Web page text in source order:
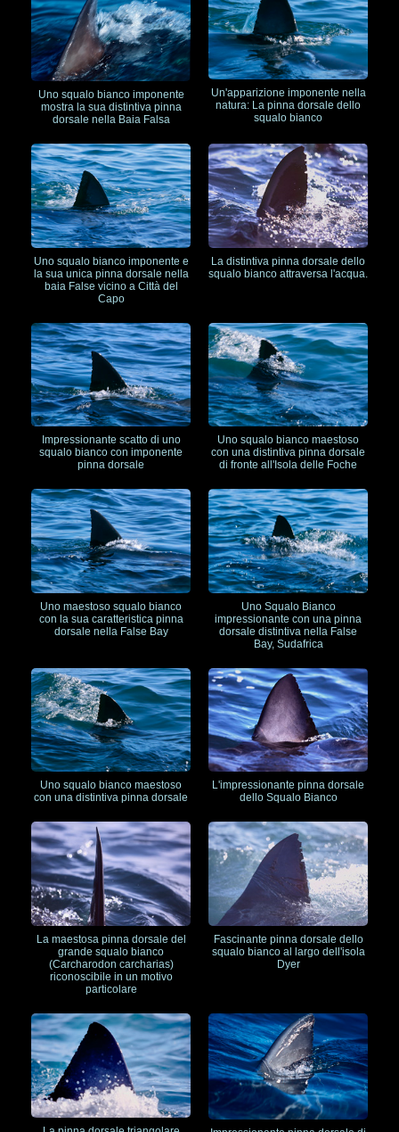
Uno squalo bianco imponente
mostra la sua distintiva pinna
dorsale nella Baia Falsa
Un'apparizione imponente nella
natura: La pinna dorsale dello
squalo bianco
Uno squalo bianco imponente e
la sua unica pinna dorsale nella
baia False vicino a Città del
Capo
La distintiva pinna dorsale dello
squalo bianco attraversa l'acqua.
Impressionante scatto di uno
squalo bianco con imponente
pinna dorsale
Uno squalo bianco maestoso
con una distintiva pinna dorsale
di fronte all'Isola delle Foche
Uno maestoso squalo bianco
con la sua caratteristica pinna
dorsale nella False Bay
Uno Squalo Bianco
impressionante con una pinna
dorsale distintiva nella False
Bay, Sudafrica
Uno squalo bianco maestoso
con una distintiva pinna dorsale
L'impressionante pinna dorsale
dello Squalo Bianco
La maestosa pinna dorsale del
grande squalo bianco
(Carcharodon carcharias)
riconoscibile in un motivo
particolare
Fascinante pinna dorsale dello
squalo bianco al largo dell'isola
Dyer